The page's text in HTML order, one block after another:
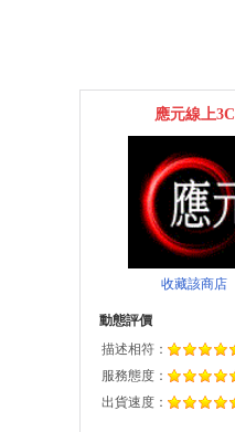
應元線上3C
收藏該商店
動態評價
描述相符：
服務態度：
出貨速度：